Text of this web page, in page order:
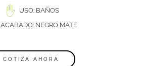
USO: BAÑOS
ACABADO: NEGRO MATE
COTIZA AHORA